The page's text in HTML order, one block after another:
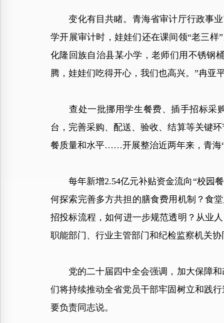
变化有目共睹。青海省审计厅行政事业
学开展审计时，娃娃们还在课间领“老三
化隆回族自治县某小学，老师们用不锈钢
腾，娃娃们吃得开心，我们也高兴。”冉亚
查处一批挪用学生餐费、插手招标采购
台，完善采购、配送、验收、结算等关键
餐质量和水平……开展整治近两年来，青海
每年新增2.54亿元补贴资金流向“校园餐
何探索完善多方共担的膳食费用机制？食
招投标流程，如何进一步规范透明？从业
职能部门、行业主管部门和纪检监察机关
党的二十届四中全会强调，加大保障和
们将持续推动全省党员干部牢固树立和践
要负责同志说。